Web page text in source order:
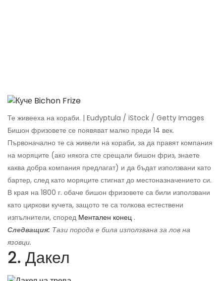
Те живееха на кораби. | Eudyptula / iStock / Getty Images
Бишон фризовете се появяват малко преди 14 век.
Първоначално те са живели на кораби, за да правят компания
на моряците (ако някога сте срещали бишон фриз, знаете
каква добра компания предлагат) и да бъдат използвани като
бартер, след като моряците стигнат до местоназначението си.
В края на 1800 г. обаче бишон фризовете са били използвани
като циркови кучета, защото те са толкова естествени
изпълнители, според Ментален конец .
Следващия: Тази порода е била използвана за лов на
язовци.
2. Дакел